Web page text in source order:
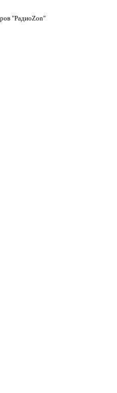
"РадиоZon"